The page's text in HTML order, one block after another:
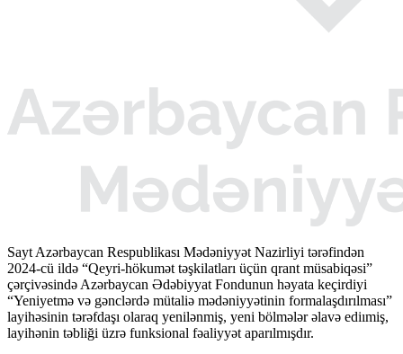
Sayt Azərbaycan Respublikası Mədəniyyət Nazirliyi tərəfindən
2024-cü ildə “Qeyri-hökumət təşkilatları üçün qrant müsabiqəsi”
çərçivəsində Azərbaycan Ədəbiyyat Fondunun həyata keçirdiyi
“Yeniyetmə və gənclərdə mütaliə mədəniyyətinin formalaşdırılması”
layihəsinin tərəfdaşı olaraq yenilənmiş, yeni bölmələr əlavə ediımiş,
layihənin təbliği üzrə funksional fəaliyyət aparılmışdır.